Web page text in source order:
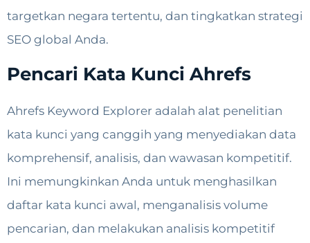
targetkan negara tertentu, dan tingkatkan strategi
SEO global Anda.
Pencari Kata Kunci Ahrefs
Ahrefs Keyword Explorer adalah alat penelitian
kata kunci yang canggih yang menyediakan data
komprehensif, analisis, dan wawasan kompetitif.
Ini memungkinkan Anda untuk menghasilkan
daftar kata kunci awal, menganalisis volume
pencarian, dan melakukan analisis kompetitif